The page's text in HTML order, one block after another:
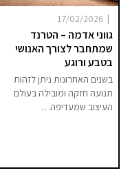
|
17/02/2026
גווני אדמה – הטרנד
שמתחבר לצורך האנושי
בטבע ורוגע
בשנים האחרונות ניתן לזהות
תנועה חזקה ומובילה בעולם
העיצוב שמעדיפה…